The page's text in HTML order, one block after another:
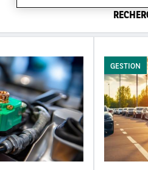
GESTION